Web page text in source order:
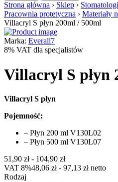
Strona główna › Sklep ›
Pracownia protetyczna › Materiały
Villacryl S płyn 200ml / 500ml
Marka: Everall7
8% VAT dla specjalistów
Villacryl S płyn
Villacryl S płyn
Pojemność:
– Płyn 200 ml V130L02
– Płyn 500 ml V130L07
51,90 zł- 104,90 zł
VAT 8%48,06 zł- 97,13 złnetto
Rodzaj